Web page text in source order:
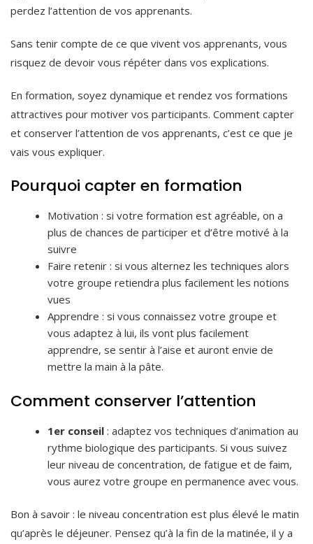
perdez l’attention de vos apprenants.
Sans tenir compte de ce que vivent vos apprenants, vous
risquez de devoir vous répéter dans vos explications.
En formation, soyez dynamique et rendez vos formations
attractives pour motiver vos participants. Comment capter
et conserver l’attention de vos apprenants, c’est ce que je
vais vous expliquer.
Pourquoi capter en formation
Motivation : si votre formation est agréable, on a
plus de chances de participer et d’être motivé à la
suivre
Faire retenir : si vous alternez les techniques alors
votre groupe retiendra plus facilement les notions
vues
Apprendre : si vous connaissez votre groupe et
vous adaptez à lui, ils vont plus facilement
apprendre, se sentir à l’aise et auront envie de
mettre la main à la pâte.
Comment conserver l’attention
1er conseil : adaptez vos techniques d’animation au
rythme biologique des participants. Si vous suivez
leur niveau de concentration, de fatigue et de faim,
vous aurez votre groupe en permanence avec vous.
Bon à savoir : le niveau concentration est plus élevé le matin
qu’après le déjeuner. Pensez qu’à la fin de la matinée, il y a